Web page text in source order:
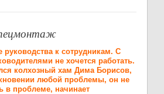
руководства к сотрудникам. С
не хочется работать.
колхозный хам Дима Борисов,
любой проблемы, он не
в проблеме, начинает